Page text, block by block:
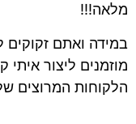
מלאה!!!
במידה ואתם
מוזמנים ליצור
הלקוחות המרוצים